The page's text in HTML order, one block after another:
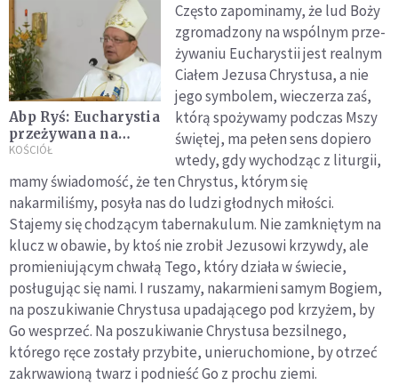
Abp Ryś: Eucharystia
przeżywana na
cmentarzu uczy nas
KOŚCIÓŁ
Często zapominamy, że lud Boży
zgromadzony na wspólnym prze­
żywaniu Eucharystii jest realnym
Ciałem Jezusa Chrystusa, a nie
jego symbolem, wieczerza zaś,
którą spożywamy podczas Mszy
świętej, ma pełen sens dopiero
wtedy, gdy wychodząc z liturgii,
mamy świadomość, że ten Chrystus, którym się
nakarmiliśmy, po­syła nas do ludzi głodnych miłości.
Stajemy się chodzącym taber­nakulum. Nie zamkniętym na
klucz w obawie, by ktoś nie zrobił Jezusowi krzywdy, ale
promieniującym chwałą Tego, który dzia­ła w świecie,
posługując się nami. I ruszamy, nakarmieni samym Bogiem,
na poszukiwanie Chrystusa upadającego pod krzyżem, by
Go wesprzeć. Na poszukiwanie Chrystusa bezsilnego,
którego ręce zostały przybite, unieruchomione, by otrzeć
zakrwawioną twarz i podnieść Go z prochu ziemi.